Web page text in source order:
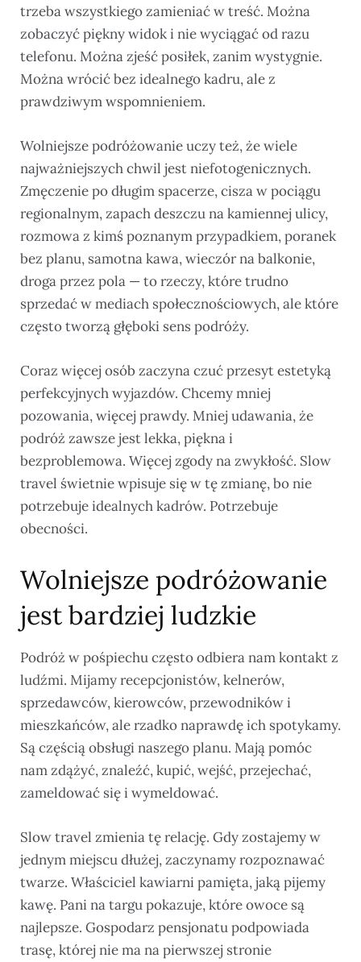
trzeba wszystkiego zamieniać w treść. Można
zobaczyć piękny widok i nie wyciągać od razu
telefonu. Można zjeść posiłek, zanim wystygnie.
Można wrócić bez idealnego kadru, ale z
prawdziwym wspomnieniem.
Wolniejsze podróżowanie uczy też, że wiele
najważniejszych chwil jest niefotogenicznych.
Zmęczenie po długim spacerze, cisza w pociągu
regionalnym, zapach deszczu na kamiennej ulicy,
rozmowa z kimś poznanym przypadkiem, poranek
bez planu, samotna kawa, wieczór na balkonie,
droga przez pola — to rzeczy, które trudno
sprzedać w mediach społecznościowych, ale które
często tworzą głęboki sens podróży.
Coraz więcej osób zaczyna czuć przesyt estetyką
perfekcyjnych wyjazdów. Chcemy mniej
pozowania, więcej prawdy. Mniej udawania, że
podróż zawsze jest lekka, piękna i
bezproblemowa. Więcej zgody na zwykłość. Slow
travel świetnie wpisuje się w tę zmianę, bo nie
potrzebuje idealnych kadrów. Potrzebuje
obecności.
Wolniejsze podróżowanie
jest bardziej ludzkie
Podróż w pośpiechu często odbiera nam kontakt z
ludźmi. Mijamy recepcjonistów, kelnerów,
sprzedawców, kierowców, przewodników i
mieszkańców, ale rzadko naprawdę ich spotykamy.
Są częścią obsługi naszego planu. Mają pomóc
nam zdążyć, znaleźć, kupić, wejść, przejechać,
zameldować się i wymeldować.
Slow travel zmienia tę relację. Gdy zostajemy w
jednym miejscu dłużej, zaczynamy rozpoznawać
twarze. Właściciel kawiarni pamięta, jaką pijemy
kawę. Pani na targu pokazuje, które owoce są
najlepsze. Gospodarz pensjonatu podpowiada
trasę, której nie ma na pierwszej stronie